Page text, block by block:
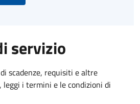
servizio
scadenze, requisiti e altre
i termini e le condizioni di